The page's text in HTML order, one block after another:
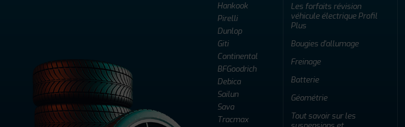
Hankook
Pirelli
Dunlop
Giti
Continental
BFGoodrich
Debica
Sailun
Sava
Tracmax
Les forfaits révision
véhicule électrique Profil
Plus
Bougies d'allumage
Freinage
Batterie
Géométrie
Tout savoir sur les